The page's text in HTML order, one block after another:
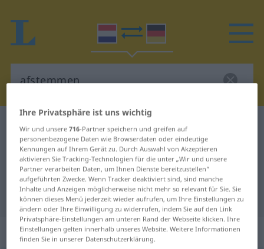
Niederländisch-Deutsch Wörterbuch
Niederländisch-Deutsch
Übersetzung für "afstemmen"
"afstemmen" Deutsch Übersetzung
„afstemmen“: werkwoord
Ihre Privatsphäre ist uns wichtig
Wir und unsere716-Partner speichern und greifen auf
personenbezogene Daten wie Browserdaten oder eindeutige
Kennungen auf Ihrem Gerät zu. Durch Auswahl von Akzeptieren
aktivieren Sie Tracking-Technologien für die unter „Wir und unsere
Partner verarbeiten Daten, um Ihnen Dienste bereitzustellen“
aufgeführten Zwecke. Wenn Tracker deaktiviert sind, sind manche
Inhalte und Anzeigen möglicherweise nicht mehr so relevant für Sie. Sie
können dieses Menü jederzeit wieder aufrufen, um Ihre Einstellungen zu
ändern oder Ihre Einwilligung zu widerrufen, indem Sie auf den Link
Privatsphäre-Einstellungen am unteren Rand der Webseite klicken. Ihre
Einstellungen gelten innerhalb unseres Website. Weitere Informationen
finden Sie in unserer Datenschutzerklärung.